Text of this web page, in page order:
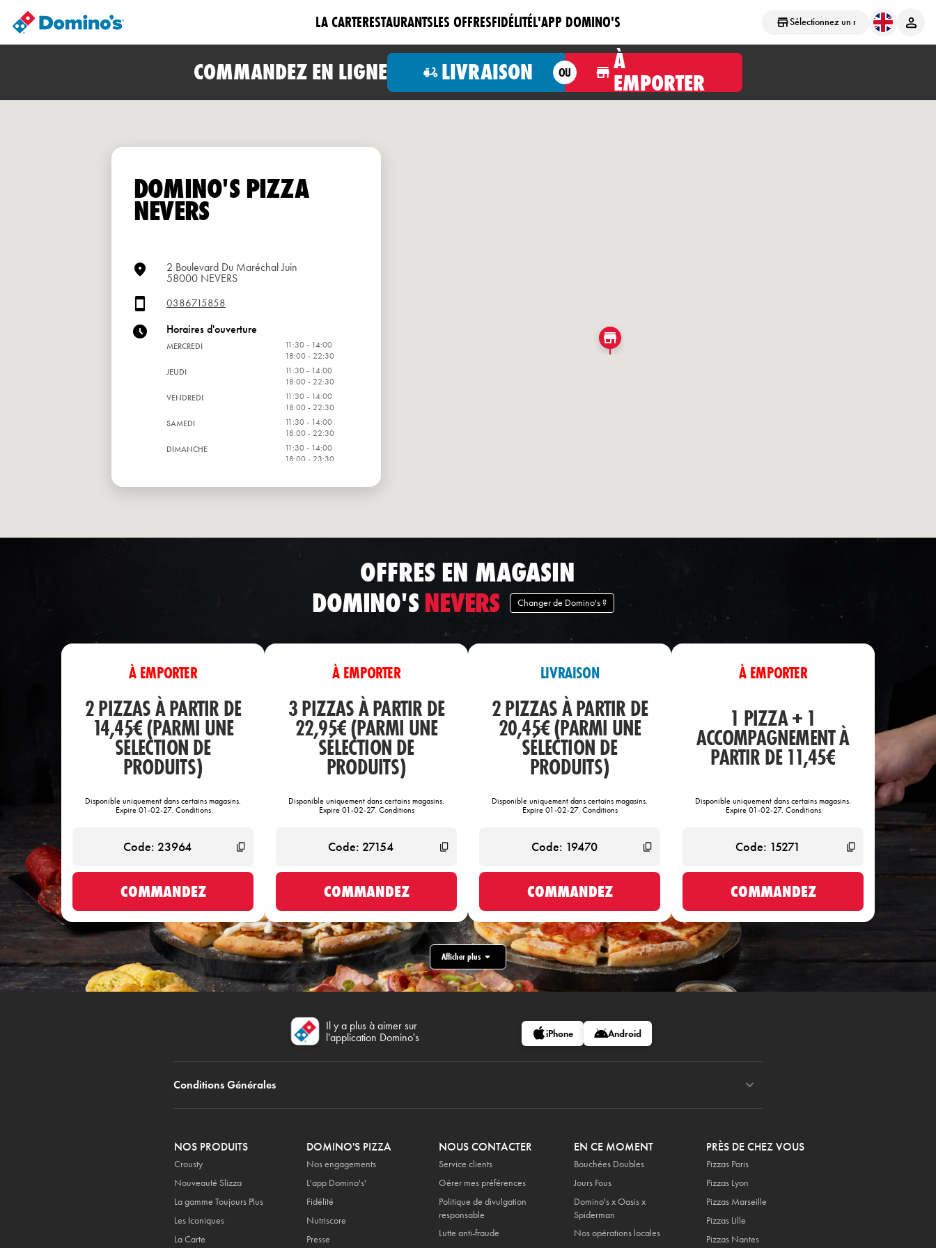
Sélectionnez un magasin
LA CARTERESTAURANTSLES OFFRESFIDÉLITÉL'APP DOMINO'S
COMMANDEZ EN LIGNE LIVRAISON OU
À
EMPORTER
DOMINO'S PIZZA
NEVERS
2 Boulevard Du Maréchal Juin
58000 NEVERS
0386715858
Horaires d'ouverture
MERCREDI
11:30 - 14:00
18:00 - 22:30
JEUDI
11:30 - 14:00
18:00 - 22:30
VENDREDI
11:30 - 14:00
18:00 - 22:30
SAMEDI
11:30 - 14:00
18:00 - 22:30
DIMANCHE
11:30 - 14:00
18:00 - 23:30
18:00 - 22:30
OFFRES EN MAGASIN
DOMINO'SNEVERS Changer de Domino's ?
À EMPORTER
2 PIZZAS À PARTIR DE
14,45€ (PARMI UNE
SÉLECTION DE
PRODUITS)
Disponible uniquement dans certains magasins.
Expire 01-02-27. Conditions
COMMANDEZ
À EMPORTER
3 PIZZAS À PARTIR DE
22,95€ (PARMI UNE
SÉLECTION DE
PRODUITS)
Disponible uniquement dans certains magasins.
Expire 01-02-27. Conditions
COMMANDEZ
LIVRAISON
2 PIZZAS À PARTIR DE
20,45€ (PARMI UNE
SÉLECTION DE
PRODUITS)
Disponible uniquement dans certains magasins.
Expire 01-02-27. Conditions
COMMANDEZ
À EMPORTER
1 PIZZA + 1
ACCOMPAGNEMENT À
PARTIR DE 11,45€
Disponible uniquement dans certains magasins.
Expire 01-02-27. Conditions
COMMANDEZ
Afficher plus
Il y a plus à aimer sur
l'application Domino's
iPhone Android
Conditions Générales
NOS PRODUITS
Crousty
Nouveauté Slizza
La gamme Toujours Plus
Les Iconiques
La Carte
DOMINO'S PIZZA
Nos engagements
L'app Domino's'
Fidélité
Nutriscore
Presse
NOUS CONTACTER
Service clients
Gérer mes préférences
Politique de divulgation
responsable
Lutte anti-fraude
EN CE MOMENT
Bouchées Doubles
Jours Fous
Domino's x Oasis x
Spiderman
Nos opérations locales
PRÈS DE CHEZ VOUS
Pizzas Paris
Pizzas Lyon
Pizzas Marseille
Pizzas Lille
Pizzas Nantes